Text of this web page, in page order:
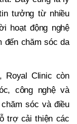
tưởng từ nhiều
hoạt động nghệ
đến chăm sóc da
Royal Clinic còn
công nghệ và
sóc và điều
trợ cải thiện các